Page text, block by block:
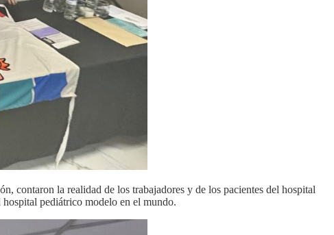
contaron la realidad de los trabajadores y de los pacientes del hospital
pediátrico modelo en el mundo.